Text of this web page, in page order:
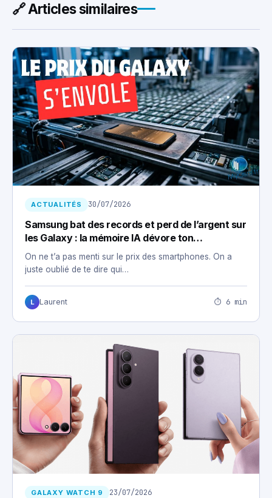
🔗 Articles similaires
ACTUALITÉS 30/07/2026
Samsung bat des records et perd de l’argent sur
les Galaxy : la mémoire IA dévore ton
smartphone
On ne t’a pas menti sur le prix des smartphones. On a
juste oublié de te dire qui…
L Laurent ⏱ 6 min
GALAXY WATCH 9 23/07/2026